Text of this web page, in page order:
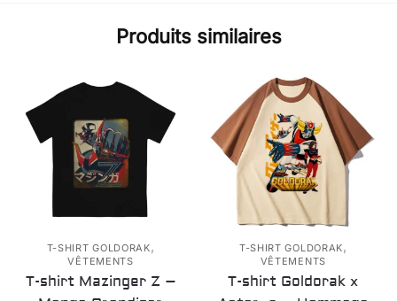
Produits similaires
T-SHIRT GOLDORAK,
VÊTEMENTS
T-shirt Mazinger Z –
T-SHIRT GOLDORAK,
VÊTEMENTS
T-shirt Goldorak x